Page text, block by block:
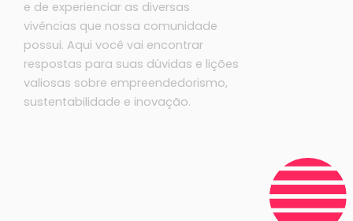
e de experienciar as diversas
vivências que nossa comunidade
possui. Aqui você vai encontrar
respostas para suas dúvidas e lições
valiosas sobre empreendedorismo,
sustentabilidade e inovação.